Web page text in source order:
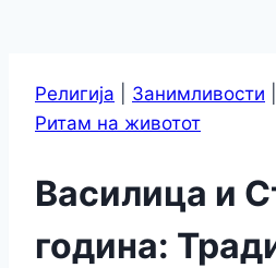
Религија Занимливости
Ритам на животот
Василица и
година: